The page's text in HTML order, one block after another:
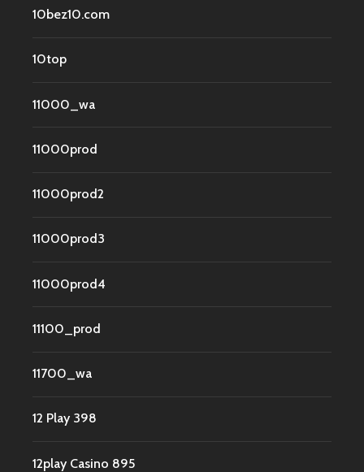
10bez10.com
10top
11000_wa
11000prod
11000prod2
11000prod3
11000prod4
11100_prod
11700_wa
12 Play 398
12play Casino 895